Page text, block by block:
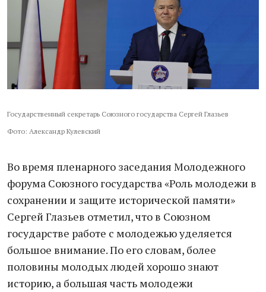
Государственный секретарь Союзного государства Сергей Глазьев
Фото: Александр Кулевский
Во время пленарного заседания Молодежного
форума Союзного государства «Роль молодежи в
сохранении и защите исторической памяти»
Сергей Глазьев отметил, что в Союзном
государстве работе с молодежью уделяется
большое внимание. По его словам, более
половины молодых людей хорошо знают
историю, а большая часть молодежи